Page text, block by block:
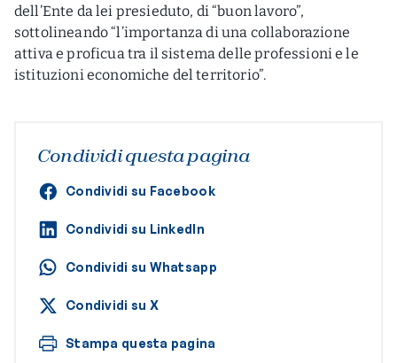
dell’Ente da lei presieduto, di “buon lavoro”,
sottolineando “l’importanza di una collaborazione
attiva e proficua tra il sistema delle professioni e le
istituzioni economiche del territorio”.
Condividi questa pagina
Condividi su Facebook
Condividi su LinkedIn
Condividi su Whatsapp
Condividi su X
Stampa questa pagina